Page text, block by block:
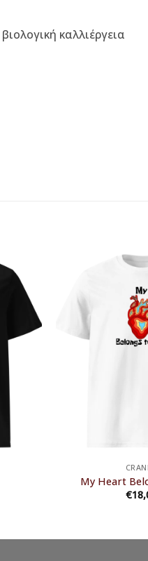
καλλιέργεια
My Heart
€